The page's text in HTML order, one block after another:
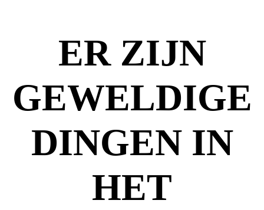
ER ZIJN
GEWELDIGE
DINGEN IN
HET